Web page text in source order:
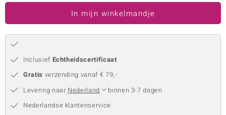
In mijn winkelmandje
Inclusief Echtheidscertificaat
Gratis verzending vanaf € 79,-
Levering naar Nederland
binnen 3-7 dagen
Nederlandse klantenservice